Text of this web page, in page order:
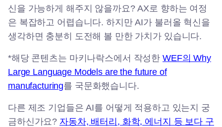
신을 가능하게 해주지 않을까요? AX로 향하는 여정
은 복잡하고 어렵습니다. 하지만 AI가 불러올 혁신을
생각하면 충분히 도전해 볼 만한 가치가 있습니다.
*해당 콘텐츠는 마키나락스에서 작성한WEF의 Why
Large Language Models are the future of
manufacturing를 국문화했습니다.
다른 제조 기업들은 AI를 어떻게 적용하고 있는지 궁
금하신가요? 자동차, 배터리, 화학, 에너지 등 보다 구